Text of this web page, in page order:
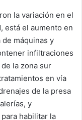
la variación en el
está el aumento en
máquinas y
infiltraciones
la zona sur
en vía
de la presa
y
habilitar la